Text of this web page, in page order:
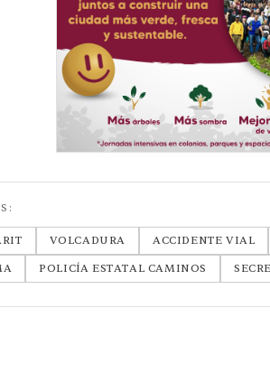
VOLCADURA ACCIDENTE VIAL
POLICÍA ESTATAL CAMINOS